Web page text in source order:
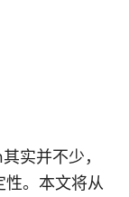
实并不少，
性。本文将从